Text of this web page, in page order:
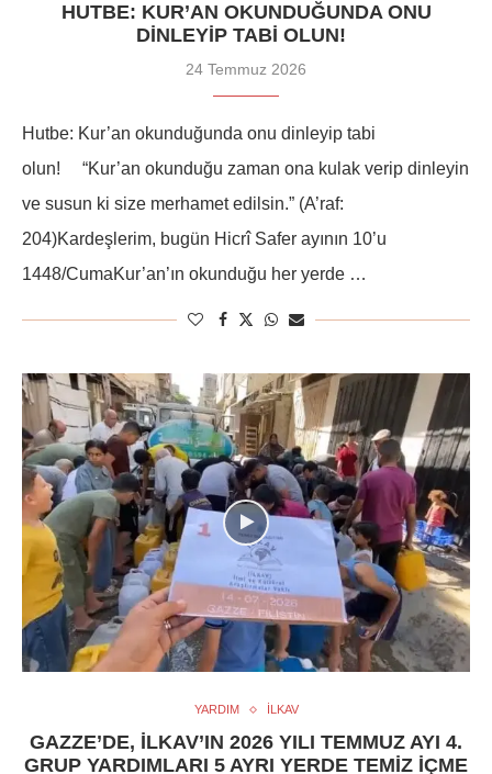
HUTBE: KUR’AN OKUNDUĞUNDA ONU
DINLEYIP TABI OLUN!
24 Temmuz 2026
Hutbe: Kur’an okunduğunda onu dinleyip tabi
olun! “Kur’an okunduğu zaman ona kulak verip dinleyin
ve susun ki size merhamet edilsin.” (A’raf:
204)Kardeşlerim, bugün Hicrî Safer ayının 10’u
1448/CumaKur’an’ın okunduğu her yerde …
YARDIM İLKAV
GAZZE’DE, İLKAV’IN 2026 YILI TEMMUZ AYI 4.
GRUP YARDIMLARI 5 AYRI YERDE TEMIZ İÇME